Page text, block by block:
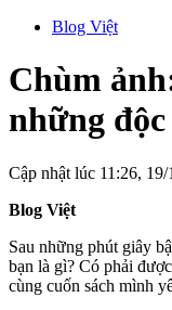
Blog Việt
Chùm
những
Cập nhật lúc 11:26,
Blog Việt
Sau những phút giây
bạn là gì? Có phải
cùng cuốn sách mình